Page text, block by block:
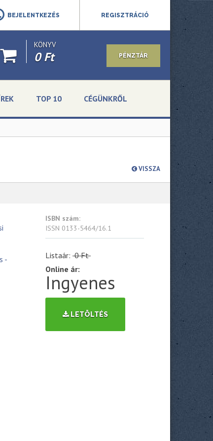
BEJELENTKEZÉS REGISZTRÁCIÓ
KÖNYV
0 Ft PÉNZTÁR
TOP 10 CÉGÜNKRŐL
VISSZA
-
ISBN szám:
ISSN 0133-5464/16.1
Listaár: 0 Ft
Online ár:
Ingyenes
LETÖLTÉS